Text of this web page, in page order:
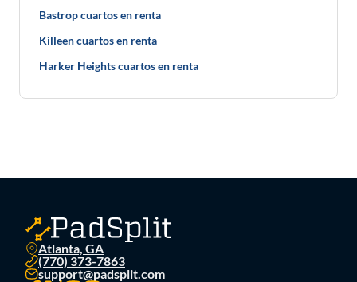
Bastrop cuartos en renta
Killeen cuartos en renta
Harker Heights cuartos en renta
Atlanta, GA
(770) 373-7863
support@padsplit.com